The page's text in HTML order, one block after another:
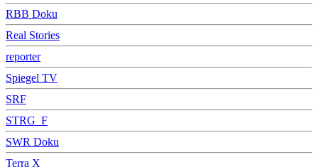
RBB Doku
Real Stories
reporter
Spiegel TV
SRF
STRG_F
SWR Doku
Terra X